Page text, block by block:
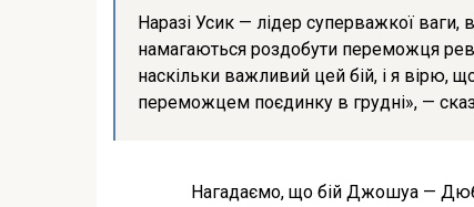
Наразі Усик — лідер суперважкої
намагаються роздобути переможця
наскільки важливий цей бій, і я вірю,
переможцем поєдинку в грудні», —
Нагадаємо, що бій Джошуа —